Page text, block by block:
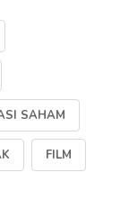
SAHAM
FILM